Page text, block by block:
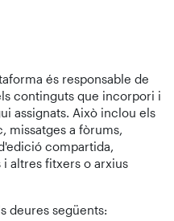
és responsable de
continguts que incorpori i
assignats. Això inclou els
missatges a fòrums,
compartida,
altres fitxers o arxius
deures següents: